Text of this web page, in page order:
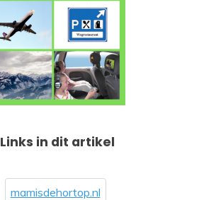
Links in dit artikel
mamisdehortop.nl